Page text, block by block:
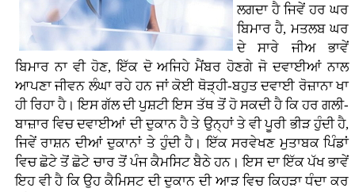
ਲਗਦਾ ਹੈ ਜਿਵੇਂ ਹਰ ਘਰ
ਬਿਮਾਰ ਹੈ, ਮਤਲਬ ਘਰ
ਦੇ ਸਾਰੇ ਜੀਅ ਭਾਵੇਂ
ਬਿਮਾਰ ਨਾ ਵੀ ਹੋਣ, ਇੱਕ ਦੋ ਅਜਿਹੇ ਮੈਂਬਰ ਹੋਣਗੇ ਜੋ ਦਵਾਈਆਂ ਨਾਲ
ਆਪਣਾ ਜੀਵਨ ਲੰਘਾ ਰਹੇ ਹਨ ਜਾਂ ਕੋਈ ਥੋੜ੍ਹੀ-ਬਹੁਤ ਦਵਾਈ ਰੋਜ਼ਾਨਾ ਖਾ
ਹੀ ਰਿਹਾ ਹੈ। ਇਸ ਗੱਲ ਦੀ ਪੁਸ਼ਟੀ ਇਸ ਤੱਥ ਤੋਂ ਹੋ ਸਕਦੀ ਹੈ ਕਿ ਹਰ ਗਲੀ-
ਬਾਜ਼ਾਰ ਵਿਚ ਦਵਾਈਆਂ ਦੀ ਦੁਕਾਨ ਹੈ ਤੇ ਉਨ੍ਹਾਂ ਤੇ ਵੀ ਪੂਰੀ ਭੀੜ ਹੁੰਦੀ ਹੈ,
ਜਿਵੇਂ ਰਾਸ਼ਨ ਦੀਆਂ ਦੁਕਾਨਾਂ ਤੇ ਹੁੰਦੀ ਹੈ। ਇੱਕ ਸਰਵੇਖਣ ਮੁਤਾਬਕ ਪਿੰਡਾਂ
ਵਿਚ ਛੋਟੇ ਤੋਂ ਛੋਟੇ ਚਾਰ ਤੋਂ ਪੰਜ ਕੈਮਸਿਟ ਬੈਠੇ ਹਨ। ਇਸ ਦਾ ਇੱਕ ਪੱਖ ਭਾਵੇਂ
ਇਹ ਵੀ ਹੈ ਕਿ ਉਹ ਕੈਮਿਸਟ ਦੀ ਦੁਕਾਨ ਦੀ ਆੜ ਵਿਚ ਕਿਹੜਾ ਧੰਦਾ ਕਰ